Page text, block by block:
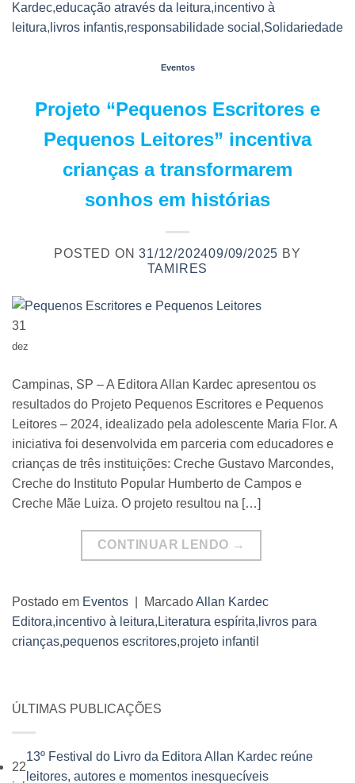
Kardec,educação através da leitura,incentivo à
leitura, livros infantis,responsabilidade social ,Solidariedade
Eventos
Projeto “Pequenos Escritores e
Pequenos Leitores” incentiva
crianças a transformarem
sonhos em histórias
POSTED ON31/12/202409/09/2025 BY
TAMIRES
31
dez
Campinas, SP – A Editora Allan Kardec apresentou os
resultados do Projeto Pequenos Escritores e Pequenos
Leitores – 2024, idealizado pela adolescente Maria Flor. A
iniciativa foi desenvolvida em parceria com educadores e
crianças de três instituições: Creche Gustavo Marcondes,
Creche do Instituto Popular Humberto de Campos e
Creche Mãe Luiza. O projeto resultou na […]
CONTINUAR LENDO →
Postado em Eventos MarcadoAllan Kardec
Editora,incentivo à leitura, Literatura espírita, livros para
crianças,pequenos escritores,projeto infantil
ÚLTIMAS PUBLICAÇÕES
22
13º Festival do Livro da Editora Allan Kardec reúne
leitores, autores e momentos inesquecíveis